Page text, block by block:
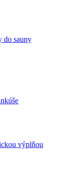
do sauny
výplňou